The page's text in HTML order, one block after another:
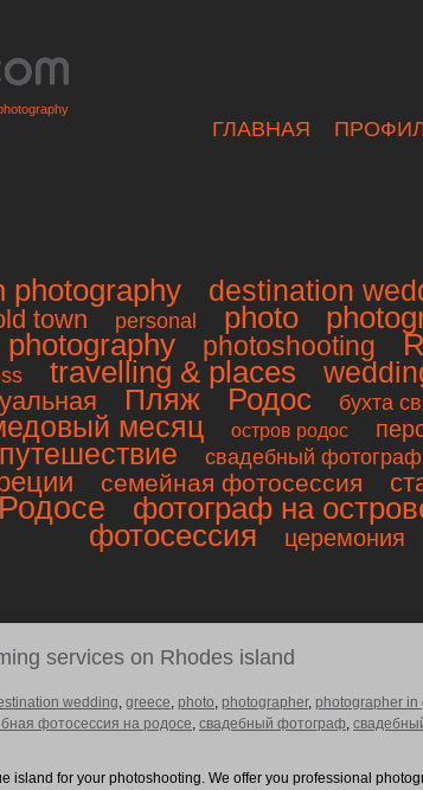
ГЛАВНАЯ
photography destination
town personal photo
photography photoshooting
travelling & places
Пляж Родос бухта
месяц остров родос
свадебный фотограф
семейная фотосессия
фотограф на
фотосессия церемония
services on Rhodes island
wedding, greece, photo, photographer, photographer in
фотосессия на родосе, свадебный фотограф,
island for your photoshooting. We offer you professional